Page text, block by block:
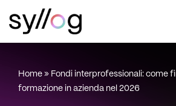
Home » Fondi interprofessionali: come
formazione in azienda nel 2026